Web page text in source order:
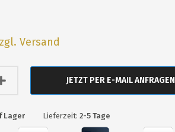
Versand
JETZT PER E-MAIL ANFRAGEN
Lager Lieferzeit: 2-5 Tage